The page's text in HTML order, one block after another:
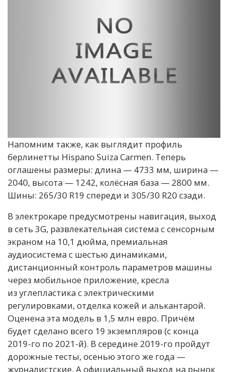
Напомним также, как выглядит профиль
берлинетты Hispano Suiza Carmen. Теперь
оглашены размеры: длина — 4733 мм, ширина —
2040, высота — 1242, колёсная база — 2800 мм.
Шины: 265/30 R19 спереди и 305/30 R20 сзади.
В электрокаре предусмотрены навигация, выход
в сеть 3G, развлекательная система с сенсорным
экраном на 10,1 дюйма, премиальная
аудиосистема с шестью динамиками,
дистанционный контроль параметров машины
через мобильное приложение, кресла
из углепластика с электрическими
регулировками, отделка кожей и алькантарой.
Оценена эта модель в 1,5 млн евро. Причём
будет сделано всего 19 экземпляров (с конца
2019-го по 2021-й). В середине 2019-го пройдут
дорожные тесты, осенью этого же года —
журналистские. А официальный выход на рынок